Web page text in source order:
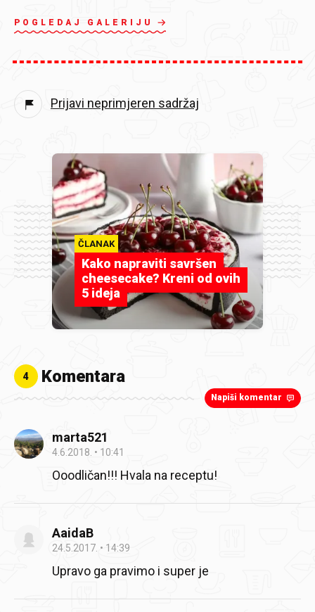
POGLEDAJ GALERIJU
Prijavi neprimjeren sadržaj
ČLANAK
Kako napraviti savršen
cheesecake? Kreni od ovih
5 ideja
4 Komentara
Napiši komentar
marta521
4.6.2018. 10:41
Ooodličan!!! Hvala na receptu!
AaidaB
24.5.2017. 14:39
Upravo ga pravimo i super je